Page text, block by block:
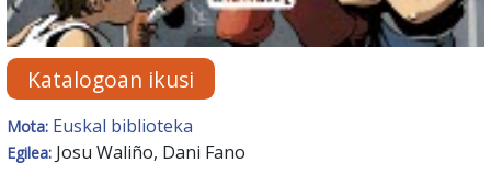
Katalogoan ikusi
Mota: Euskal biblioteka
Egilea: Josu Waliño, Dani Fano